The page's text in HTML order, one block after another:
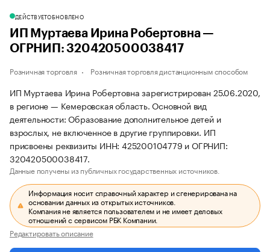
ДЕЙСТВУЕТОБНОВЛЕНО
ИП Муртаева Ирина Робертовна —
ОГРНИП: 320420500038417
Розничная торговля Розничная торговля дистанционным способом
ИП Муртаева Ирина Робертовна зарегистрирован 25.06.2020,
в регионе — Кемеровская область. Основной вид
деятельности: Образование дополнительное детей и
взрослых, не включенное в другие группировки. ИП
присвоены реквизиты ИНН: 425200104779 и ОГРНИП:
320420500038417.
Данные получены из публичных государственных источников.
Информация носит справочный характер и сгенерирована на
основании данных из открытых источников.
Компания не является пользователем и не имеет деловых
отношений с сервисом РБК Компании.
Редактировать описание